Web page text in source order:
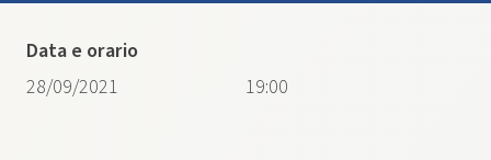
Data e orario
28/09/2021
19:00